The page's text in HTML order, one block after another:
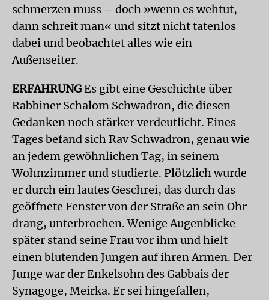
schmerzen muss – doch »wenn es wehtut,
dann schreit man« und sitzt nicht tatenlos
dabei und beobachtet alles wie ein
Außenseiter.
ERFAHRUNGEs gibt eine Geschichte über
Rabbiner Schalom Schwadron, die diesen
Gedanken noch stärker verdeutlicht. Eines
Tages befand sich Rav Schwadron, genau wie
an jedem gewöhnlichen Tag, in seinem
Wohnzimmer und studierte. Plötzlich wurde
er durch ein lautes Geschrei, das durch das
geöffnete Fenster von der Straße an sein Ohr
drang, unterbrochen. Wenige Augenblicke
später stand seine Frau vor ihm und hielt
einen blutenden Jungen auf ihren Armen. Der
Junge war der Enkelsohn des Gabbais der
Synagoge, Meirka. Er sei hingefallen,